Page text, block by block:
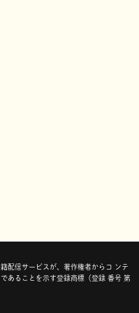
配信サービスが、著作権者からコ ンテ
あることを示す登録商標（登録 番号 第